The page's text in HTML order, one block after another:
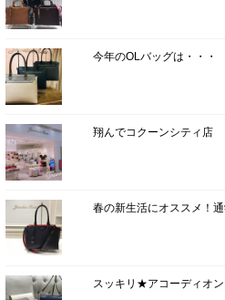
今年のOLバッグは・・・
翔んでコクーンシティ店
春の新生活にオススメ！
スッキリ★アコーディオ